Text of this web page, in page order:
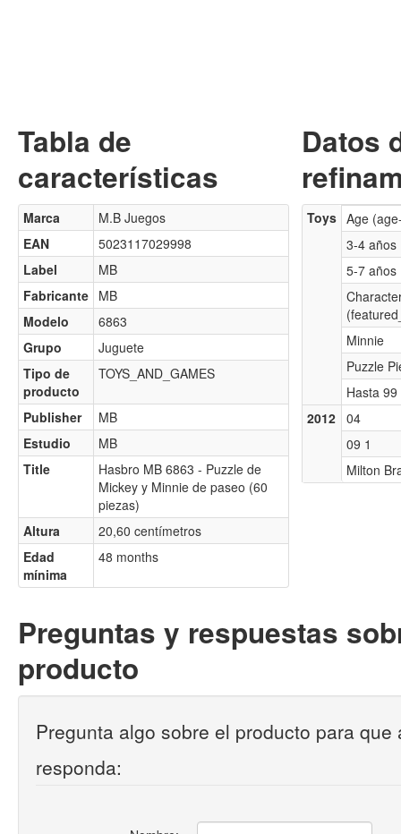
Tabla de
características
Marca
M.B Juegos
EAN
5023117029998
Label
MB
Fabricante MB
Modelo
6863
Grupo
Juguete
Tipo de
producto
TOYS_AND_GAMES
Publisher
MB
Estudio
MB
Title
Hasbro MB 6863 - Puzzle de
Mickey y Minnie de paseo (60
piezas)
Altura
20,60 centímetros
Edad
mínima
48 months
Datos
Toys Age
3-4 años
5-7 años
Minnie
Puzzle
Hasta
2012
04
09 1
Milton
Preguntas y respuestas
producto
Pregunta algo sobre el producto para que
responda: